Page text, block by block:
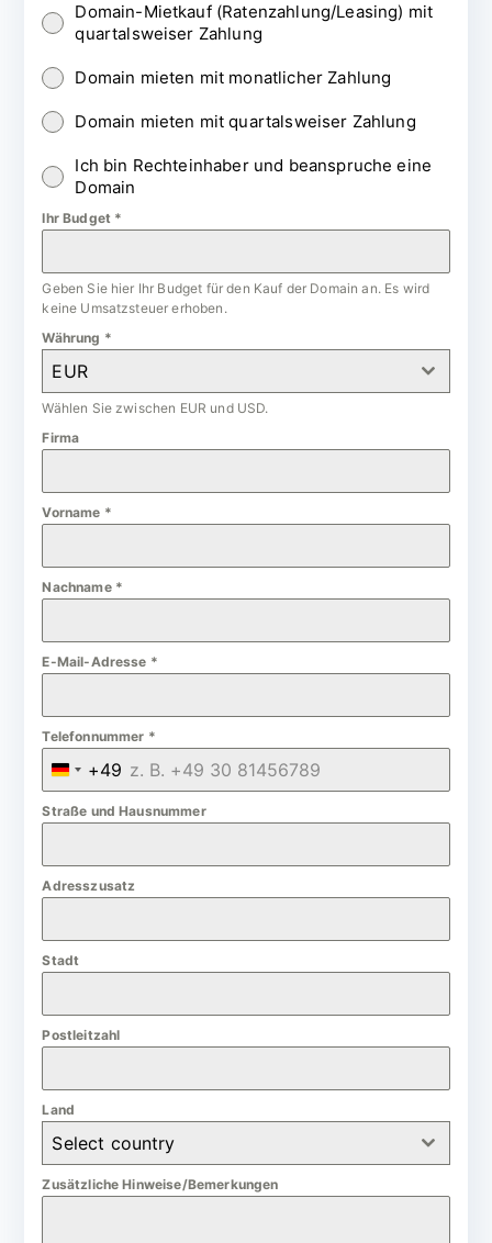
Domain-Mietkauf (Ratenzahlung/Leasing) mit
quartalsweiser Zahlung
Domain mieten mit monatlicher Zahlung
Domain mieten mit quartalsweiser Zahlung
Ich bin Rechteinhaber und beanspruche eine
Domain
Ihr Budget *
Geben Sie hier Ihr Budget für den Kauf der Domain an. Es wird
keine Umsatzsteuer erhoben.
Währung *
EUR
Wählen Sie zwischen EUR und USD.
Firma
Vorname *
Nachname *
E-Mail-Adresse *
Telefonnummer *
G
e
m
a
y
+49
Straße und Hausnummer
Adresszusatz
Stadt
Postleitzahl
Land
Select country
Zusätzliche Hinweise/Bemerkungen